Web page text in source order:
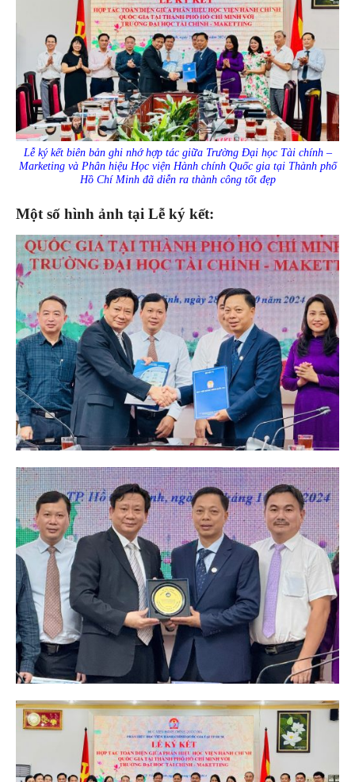
Lễ ký kết biên bản ghi nhớ hợp tác giữa Trường Đại học Tài chính –
Marketing và Phân hiệu Học viện Hành chính Quốc gia tại Thành phố
Hồ Chí Minh đã diễn ra thành công tốt đẹp
Một số hình ảnh tại Lễ ký kết: